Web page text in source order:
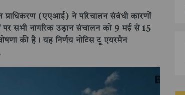
प्राधिकरण (एएआई) ने परिचालन संबंधी कारणों
पर सभी नागरिक उड़ान संचालन को 9 मई से 15
की है। यह निर्णय नोटिस टू एयरमैन